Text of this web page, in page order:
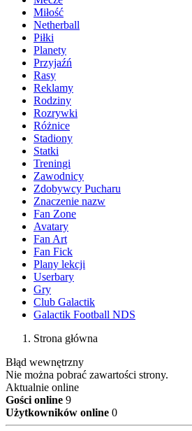
Miłość
Netherball
Piłki
Planety
Przyjaźń
Rasy
Reklamy
Rodziny
Rozrywki
Różnice
Stadiony
Statki
Treningi
Zawodnicy
Zdobywcy Pucharu
Znaczenie nazw
Fan Zone
Avatary
Fan Art
Fan Fick
Plany lekcji
Userbary
Gry
Club Galactik
Galactik Football NDS
Strona główna
Błąd wewnętrzny
Nie można pobrać zawartości strony.
Aktualnie online
Gości online 9
Użytkowników online 0